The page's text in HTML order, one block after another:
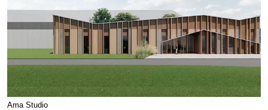
Ama Stu­dio